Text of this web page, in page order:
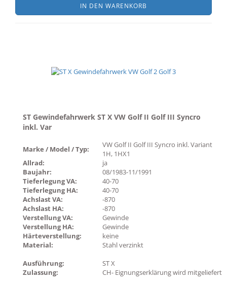
IN DEN WARENKORB
ST Gewindefahrwerk ST X VW Golf II Golf III Syncro
inkl. Var
Marke / Model / Typ:
VW Golf II Golf III Syncro inkl. Variant
1H, 1HX1
Allrad:
ja
Baujahr:
08/1983-11/1991
Tieferlegung VA:
40-70
Tieferlegung HA:
40-70
Achslast VA:
-870
Achslast HA:
-870
Verstellung VA:
Gewinde
Verstellung HA:
Gewinde
Härteverstellung:
keine
Material:
Stahl verzinkt
Ausführung:
ST X
Zulassung:
CH- Eignungserklärung wird mitgeliefert